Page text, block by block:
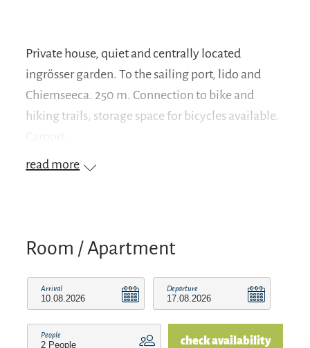
Private house, quiet and centrally located
ingrösser garden. To the sailing port, lido and
Chiemseeca. 250 m. Connection to bike and
hiking trails, storage space for bicycles available.
read more
Room / Apartment
Arrival Departure
People check availability